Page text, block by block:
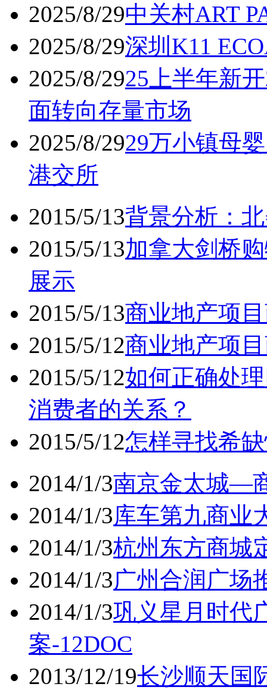
2025/8/29中关村ART
2025/8/29深圳K11
2025/8/2925上半年新
面转向存量市场
2025/8/2929万小镇母
港交所
2015/5/13背景分析：
2015/5/13加拿大剑桥
展示
2015/5/13商业地产项
2015/5/12商业地产项
2015/5/12如何正确处
消费者的关系？
2015/5/12怎样寻找希
2014/1/3南京金太城—
2014/1/3库车第九商业
2014/1/3杭州东方商城
2014/1/3广州合润广场
2014/1/3巩义星月时代
案-12DOC
2013/12/19长沙顺天国